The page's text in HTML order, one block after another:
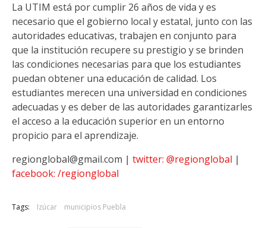
La UTIM está por cumplir 26 años de vida y es
necesario que el gobierno local y estatal, junto con las
autoridades educativas, trabajen en conjunto para
que la institución recupere su prestigio y se brinden
las condiciones necesarias para que los estudiantes
puedan obtener una educación de calidad. Los
estudiantes merecen una universidad en condiciones
adecuadas y es deber de las autoridades garantizarles
el acceso a la educación superior en un entorno
propicio para el aprendizaje.
regionglobal@gmail.com | twitter: @regionglobal |
facebook: /regionglobal
Tags: Izúcar municipios Puebla